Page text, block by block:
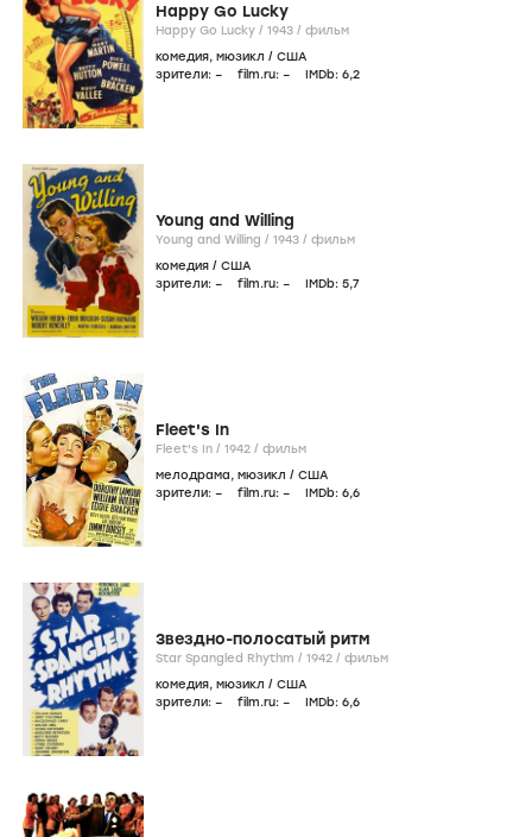
Happy Go Lucky
Happy Go Lucky / 1943 / фильм
комедия, мюзикл / США
зрители: – film.ru: – IMDb: 6,2
Young and Willing
Young and Willing / 1943 / фильм
комедия / США
зрители: – film.ru: – IMDb: 5,7
Fleet's In
Fleet's In / 1942 / фильм
мелодрама, мюзикл / США
зрители: – film.ru: – IMDb: 6,6
Звездно-полосатый ритм
Star Spangled Rhythm / 1942 / фильм
комедия, мюзикл / США
зрители: – film.ru: – IMDb: 6,6